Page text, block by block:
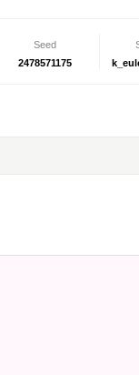
Seed
2478571175